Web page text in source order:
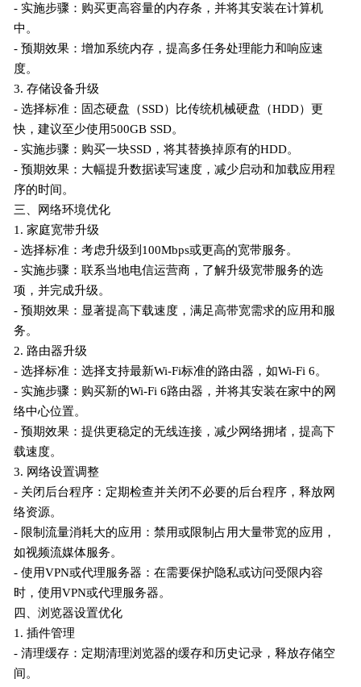
- 实施步骤：购买更高容量的内存条，并将其安装在计算机
中。
- 预期效果：增加系统内存，提高多任务处理能力和响应速
度。
3. 存储设备升级
- 选择标准：固态硬盘（SSD）比传统机械硬盘（HDD）更
快，建议至少使用500GB SSD。
- 实施步骤：购买一块SSD，将其替换掉原有的HDD。
- 预期效果：大幅提升数据读写速度，减少启动和加载应用程
序的时间。
三、网络环境优化
1. 家庭宽带升级
- 选择标准：考虑升级到100Mbps或更高的宽带服务。
- 实施步骤：联系当地电信运营商，了解升级宽带服务的选
项，并完成升级。
- 预期效果：显著提高下载速度，满足高带宽需求的应用和服
务。
2. 路由器升级
- 选择标准：选择支持最新Wi-Fi标准的路由器，如Wi-Fi 6。
- 实施步骤：购买新的Wi-Fi 6路由器，并将其安装在家中的网
络中心位置。
- 预期效果：提供更稳定的无线连接，减少网络拥堵，提高下
载速度。
3. 网络设置调整
- 关闭后台程序：定期检查并关闭不必要的后台程序，释放网
络资源。
- 限制流量消耗大的应用：禁用或限制占用大量带宽的应用，
如视频流媒体服务。
- 使用VPN或代理服务器：在需要保护隐私或访问受限内容
时，使用VPN或代理服务器。
四、浏览器设置优化
1. 插件管理
- 清理缓存：定期清理浏览器的缓存和历史记录，释放存储空
间。